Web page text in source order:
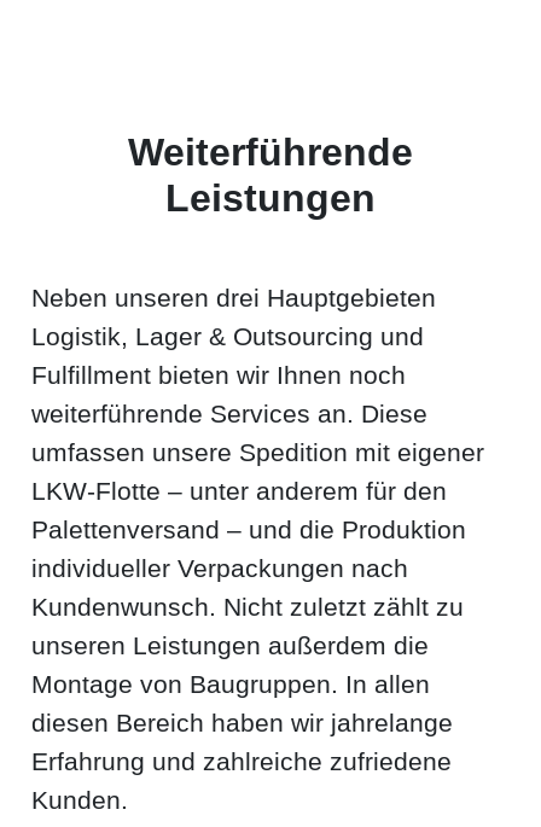
Weiterführende
Leistungen
Neben unseren drei Hauptgebieten
Logistik, Lager & Outsourcing und
Fulfillment bieten wir Ihnen noch
weiterführende Services an. Diese
umfassen unsere Spedition mit eigener
LKW-Flotte – unter anderem für den
Palettenversand – und die Produktion
individueller Verpackungen nach
Kundenwunsch. Nicht zuletzt zählt zu
unseren Leistungen außerdem die
Montage von Baugruppen. In allen
diesen Bereich haben wir jahrelange
Erfahrung und zahlreiche zufriedene
Kunden.